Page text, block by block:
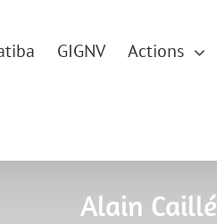
GIGNV Actions
Alain Caillé